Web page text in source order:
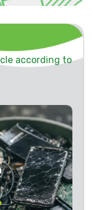
according to